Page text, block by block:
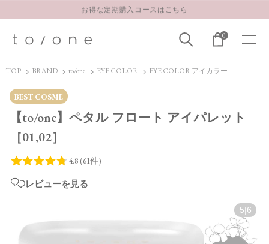
お得な定期購入コースはこちら
【重要】お盆期間中のお問い合わせと商品配送に関しまして
お得な定期購入コースはこちら
LINE お友達登録 500円OFFクーポンプレゼント
0
TOP BRAND to/one EYE COLOR EYE COLOR アイカラー
BEST COSME
【to/one】ペタル フロート アイパレット
［01,02］
レビューを見る
5| 6